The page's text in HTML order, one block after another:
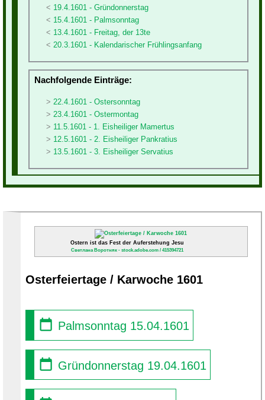
19.4.1601 - Gründonnerstag
15.4.1601 - Palmsonntag
13.4.1601 - Freitag, der 13te
20.3.1601 - Kalendarischer Frühlingsanfang
Nachfolgende Einträge:
22.4.1601 - Ostersonntag
23.4.1601 - Ostermontag
11.5.1601 - 1. Eisheiliger Mamertus
12.5.1601 - 2. Eisheiliger Pankratius
13.5.1601 - 3. Eisheiliger Servatius
Ostern ist das Fest der Auferstehung Jesu
Светлана Воротняк - stock.adobe.com / 415394721
Osterfeiertage / Karwoche 1601
Palmsonntag 15.04.1601
Gründonnerstag 19.04.1601